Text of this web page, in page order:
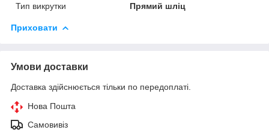
Тип викрутки
Прямий шліц
Приховати
Умови доставки
Доставка здійснюється тільки по передоплаті.
Нова Пошта
Самовивіз